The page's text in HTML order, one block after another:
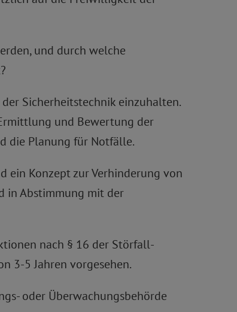
und durch welche
Sicherheitstechnik einzuhalten.
und Bewertung der
die Planung für Notfälle.
ein Konzept zur Verhinderung von
in Abstimmung mit der
nach § 16 der Störfall-
3-5 Jahren vorgesehen.
oder Überwachungsbehörde